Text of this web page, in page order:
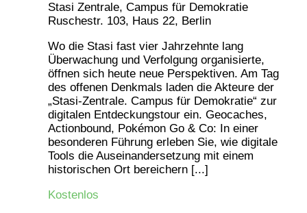
Stasi Zentrale, Campus für Demokratie
Ruschestr. 103, Haus 22, Berlin
Wo die Stasi fast vier Jahrzehnte lang
Überwachung und Verfolgung organisierte,
öffnen sich heute neue Perspektiven. Am Tag
des offenen Denkmals laden die Akteure der
„Stasi-Zentrale. Campus für Demokratie“ zur
digitalen Entdeckungstour ein. Geocaches,
Actionbound, Pokémon Go & Co: In einer
besonderen Führung erleben Sie, wie digitale
Tools die Auseinandersetzung mit einem
historischen Ort bereichern [...]
Kostenlos